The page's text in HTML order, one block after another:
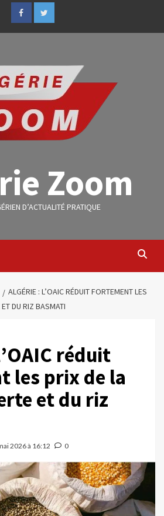
Zoom
D’ACTUALITÉ PRATIQUE
ALGÉRIE : L’OAIC RÉDUIT FORTEMENT LES
DU RIZ BASMATI
réduit
les prix de la
et du riz
2026 à 16:12 0